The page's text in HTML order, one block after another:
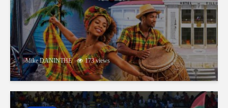
Mike DANINTHE 173 views